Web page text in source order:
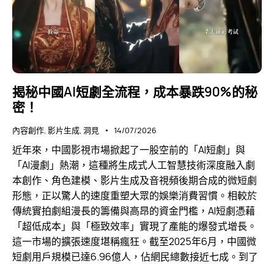
揭秘中國AI短劇全流程，成本暴跌90%的秘
密！
內容創作, 影片生成, 洞見 14/07/2026
近年來，中國影視市場掀起了一股空前的「AI短劇」與
「AI漫劇」熱潮，這種將生成式人工智慧技術深度融入劇
本創作、角色建模、影片生成及音視頻後期合成的微短劇
形態，正以驚人的速度重塑大眾的娛樂消費習慣。相較於
傳統實拍劇組漫長的籌備與高昂的資金門檻，AI短劇憑藉
「超低成本」與「極致效率」實現了產能的爆發式增長。
這一市場的擴張速度堪稱瘋狂。截至2025年6月，中國微
短劇用戶規模已達6.96億人，佔網民總數接近七成。到了